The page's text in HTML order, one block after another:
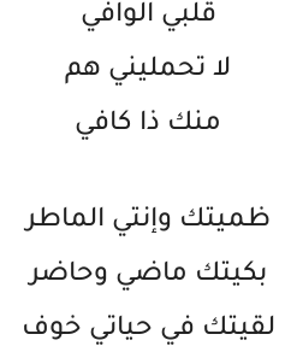
قلبي الوافي
لا تحمليني هم
منك ذا كافي
ظميتك وإنتي الماطر
بكيتك ماضي وحاضر
لقيتك في حياتي خوف